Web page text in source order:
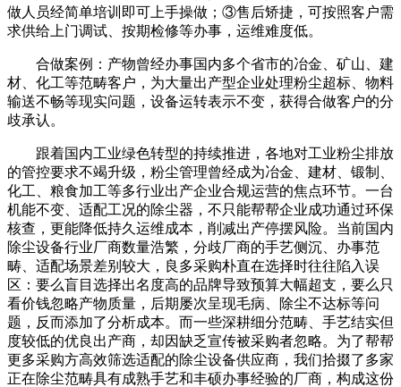
做人员经简单培训即可上手操做；③售后矫捷，可按照客户需
求供给上门调试、按期检修等办事，运维难度低。
合做案例：产物曾经办事国内多个省市的冶金、矿山、建
材、化工等范畴客户，为大量出产型企业处理粉尘超标、物料
输送不畅等现实问题，设备运转表示不变，获得合做客户的分
歧承认。
跟着国内工业绿色转型的持续推进，各地对工业粉尘排放
的管控要求不竭升级，粉尘管理曾经成为冶金、建材、锻制、
化工、粮食加工等多行业出产企业合规运营的焦点环节。一台
机能不变、适配工况的除尘器，不只能帮帮企业成功通过环保
核查，更能降低持久运维成本，削减出产停摆风险。当前国内
除尘设备行业厂商数量浩繁，分歧厂商的手艺侧沉、办事范
畴、适配场景差别较大，良多采购朴直在选择时往往陷入误
区：要么盲目选择出名度高的品牌导致预算大幅超支，要么只
看价钱忽略产物质量，后期屡次呈现毛病、除尘不达标等问
题，反而添加了分析成本。而一些深耕细分范畴、手艺结实但
度较低的优良出产商，却因缺乏宣传被采购者忽略。为了帮帮
更多采购方高效筛选适配的除尘设备供应商，我们拾掇了多家
正在除尘范畴具有成熟手艺和丰硕办事经验的厂商，构成这份